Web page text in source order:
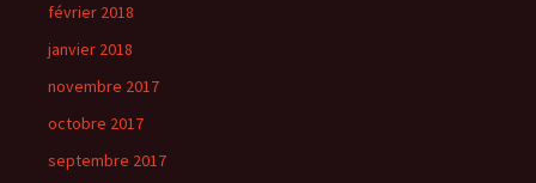
février 2018
janvier 2018
novembre 2017
octobre 2017
septembre 2017